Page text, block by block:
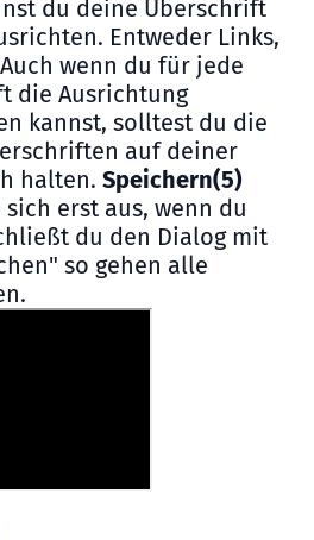
du deine Überschrift
Entweder Links,
wenn du für jede
die Ausrichtung
kannst, solltest du die
auf deiner
halten. Speichern(5)
erst aus, wenn du
du den Dialog mit
so gehen alle